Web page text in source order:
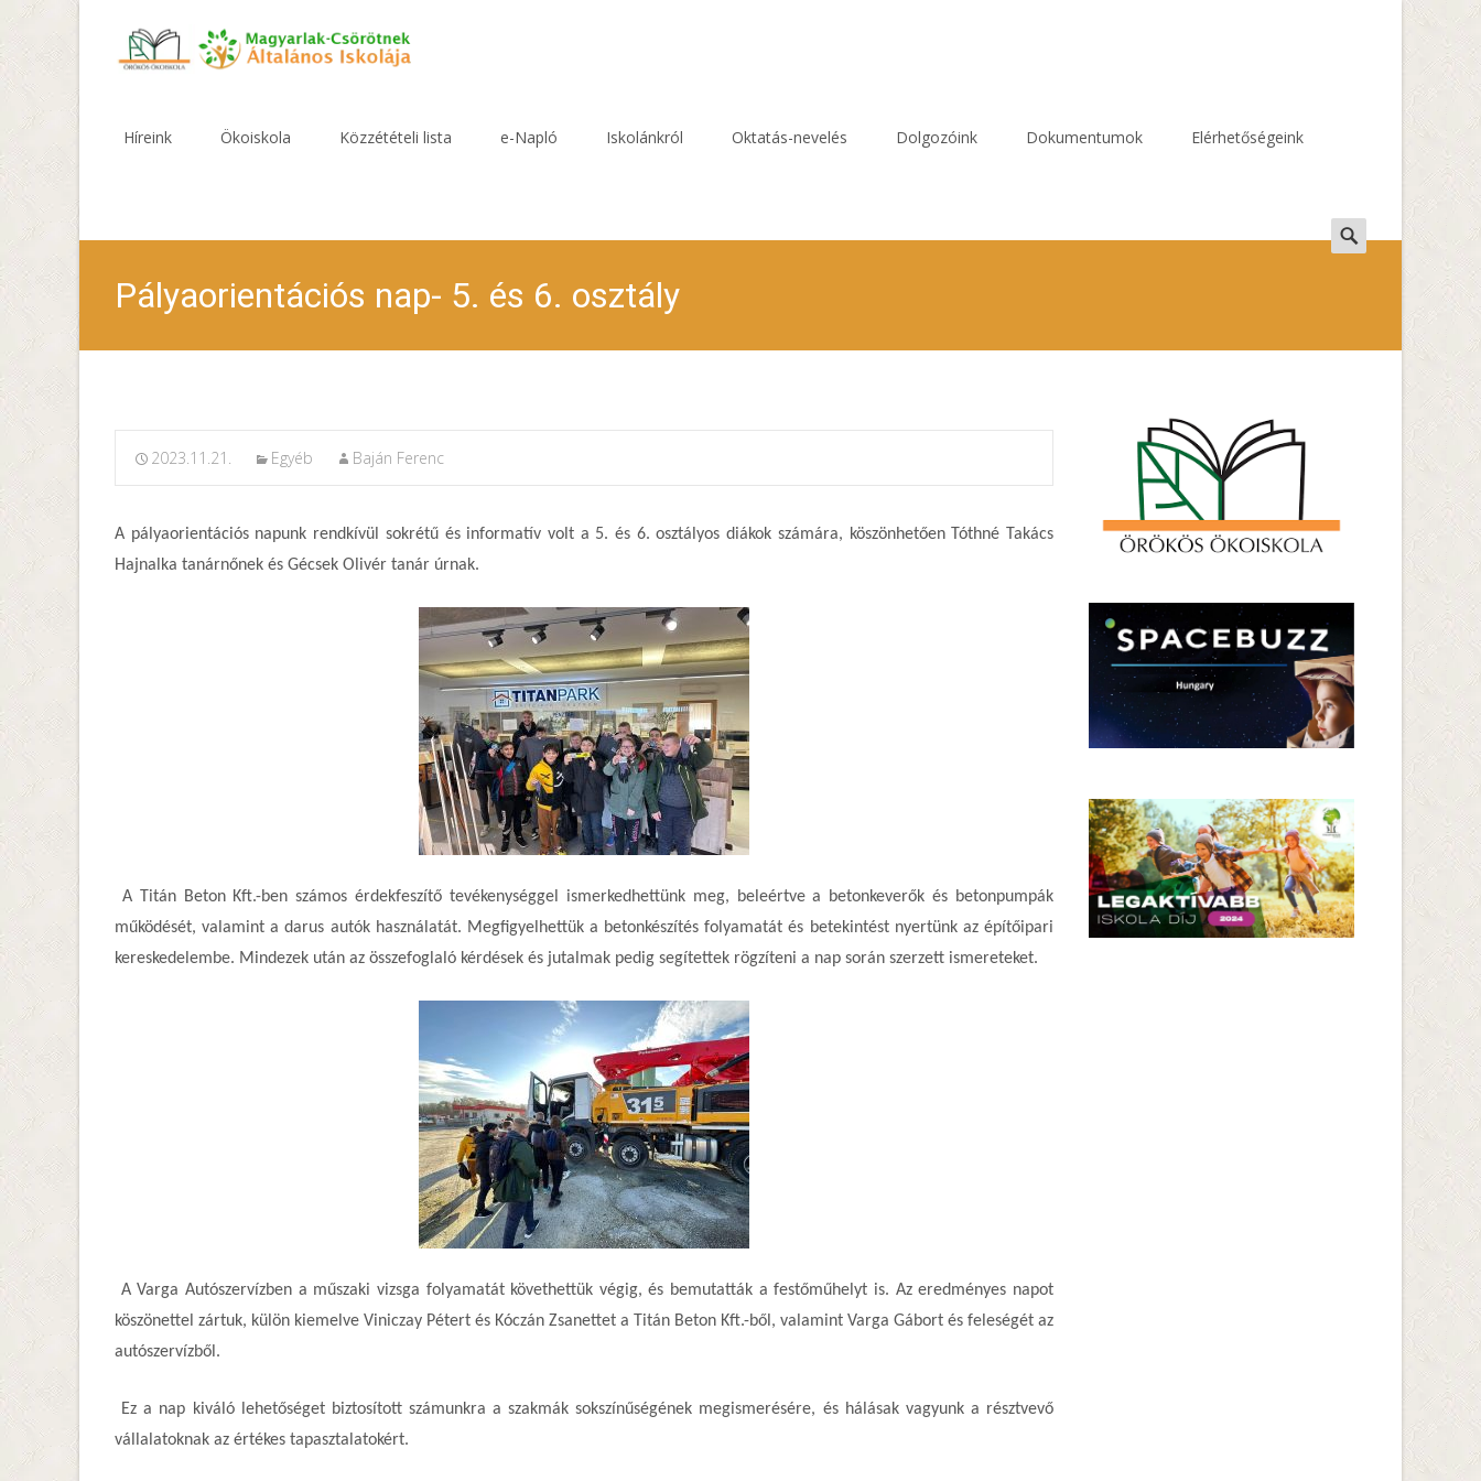
Híreink Ökoiskola Közzétételi lista e-Napló Iskolánkról Oktatás-nevelés Dolgozóink Dokumentumok Elérhetőségeink
Search
for:
Pályaorientációs nap- 5. és 6. osztály
2023.11.21. Egyéb Baján Ferenc
A pályaorientációs napunk rendkívül sokrétű és informatív volt a 5. és 6. osztályos diákok számára, köszönhetően Tóthné Takács
Hajnalka tanárnőnek és Gécsek Olivér tanár úrnak.
A Titán Beton Kft.-ben számos érdekfeszítő tevékenységgel ismerkedhettünk meg, beleértve a betonkeverők és betonpumpák
működését, valamint a darus autók használatát. Megfigyelhettük a betonkészítés folyamatát és betekintést nyertünk az építőipari
kereskedelembe. Mindezek után az összefoglaló kérdések és jutalmak pedig segítettek rögzíteni a nap során szerzett ismereteket.
A Varga Autószervízben a műszaki vizsga folyamatát követhettük végig, és bemutatták a festőműhelyt is. Az eredményes napot
köszönettel zártuk, külön kiemelve Viniczay Pétert és Kóczán Zsanettet a Titán Beton Kft.-ből, valamint Varga Gábort és feleségét az
autószervízből.
Ez a nap kiváló lehetőséget biztosított számunkra a szakmák sokszínűségének megismerésére, és hálásak vagyunk a résztvevő
vállalatoknak az értékes tapasztalatokért.